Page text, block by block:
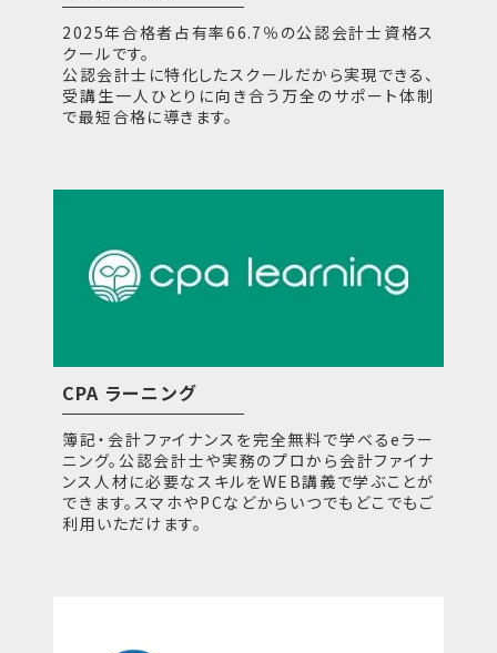
2025年合格者占有率66.7％の公認会計士資格ス
クールです。
公認会計士に特化したスクールだから実現できる、
受講生一人ひとりに向き合う万全のサポート体制
で最短合格に導きます。
CPA ラーニング
簿記・会計ファイナンスを完全無料で学べるeラー
ニング。公認会計士や実務のプロから会計ファイナ
ンス人材に必要なスキルをWEB講義で学ぶことが
できます。スマホやPCなどからいつでもどこでもご
利用いただけます。